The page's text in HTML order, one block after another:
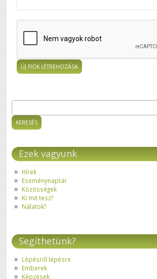
Keresés űrlap
Ezek vagyunk
Hírek
Eseménynaptár
Közösségek
Ki mit tesz?
Nálatok?
Segíthetünk?
Lépésről lépésre
Emberek
Képzések